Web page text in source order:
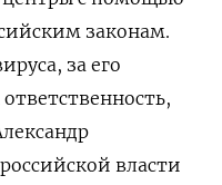
законам.
за его
власти